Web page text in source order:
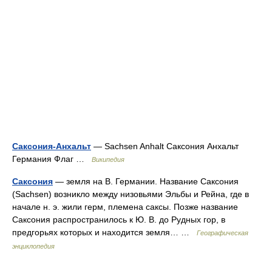
Саксония-Анхальт — Sachsen Anhalt Саксония Анхальт
Германия Флаг …
Википедия
Саксония — земля на В. Германии. Название Саксония
(Sachsen) возникло между низовьями Эльбы и Рейна, где в
начале н. э. жили герм, племена саксы. Позже название
Саксония распространилось к Ю. В. до Рудных гор, в
предгорьях которых и находится земля… …
Географическая
энциклопедия